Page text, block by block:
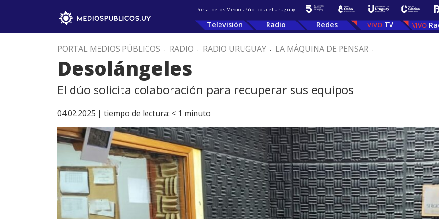
Portal de los Medios Públicos del Uruguay
Televisión Radio Redes TV
PORTAL MEDIOS PÚBLICOS . RADIO . RADIO URUGUAY . LA MÁQUINA DE PENSAR .
Desolángeles
El dúo solicita colaboración para recuperar sus equipos
04.02.2025 | tiempo de lectura: < 1 minuto